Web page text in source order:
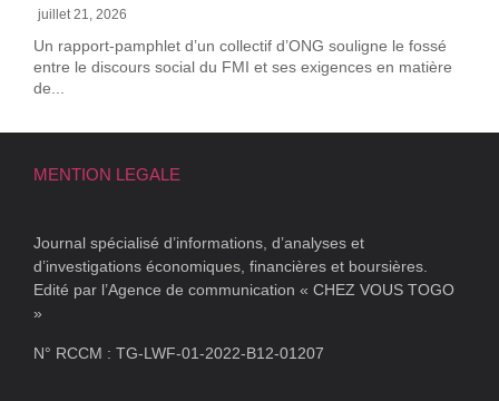
juillet 21, 2026
Un rapport-pamphlet d’un collectif d’ONG souligne le fossé
entre le discours social du FMI et ses exigences en matière
de...
MENTION LEGALE
Journal spécialisé d’informations, d’analyses et
d’investigations économiques, financières et boursières.
Edité par l’Agence de communication « CHEZ VOUS TOGO
»
N° RCCM : TG-LWF-01-2022-B12-01207